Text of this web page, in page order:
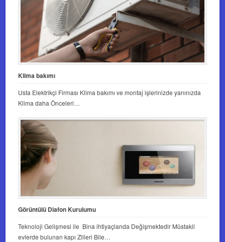
Klima bakımı
Usta Elektrikçi Firması Klima bakımı ve montaj işlerinizde yanınızda
Klima daha Önceleri…
Görüntülü Diafon Kurulumu
Teknoloji Gelişmesi ile Bina ihtiyaçlarıda Değişmektedir Müstakil
evlerde bulunan kapı Zilleri Bile…